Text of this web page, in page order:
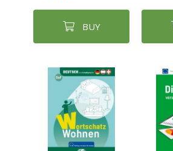
BUY